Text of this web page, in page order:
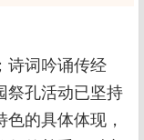
诗词吟诵传经
祭孔活动已坚持
的具体体现，